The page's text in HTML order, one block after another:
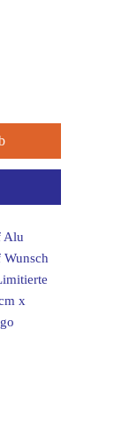
Alu
x